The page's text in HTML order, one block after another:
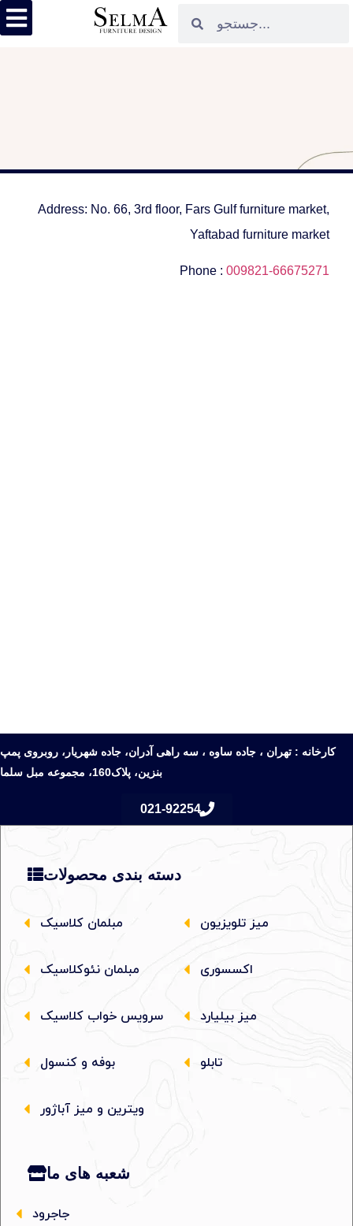
Address: No. 66, 3rd floor, Fars Gulf furniture market,
Yaftabad furniture market
Phone : 009821-66675271
کارخانه : تهران ، جاده ساوه ، سه راهی آدران، جاده شهریار، روبروی پمپ
بنزین، پلاک160، مجموعه مبل سلما
021-92254
دسته بندی محصولات
مبلمان کلاسیک
مبلمان نئوکلاسیک
سرویس خواب کلاسیک
بوفه و کنسول
ویترین و میز آباژور
میز تلویزیون
اکسسوری
میز بیلیارد
تابلو
شعبه های ما
جاجرود